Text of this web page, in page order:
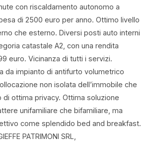
con riscaldamento autonomo a
di 2500 euro per anno. Ottimo livello
che esterno. Diversi posti auto interni
catastale A2, con una rendita
euro. Vicinanza di tutti i servizi.
da impianto di antifurto volumetrico
non isolata dell’immobile che
ottima privacy. Ottima soluzione
unifamiliare che bifamiliare, ma
come splendido bed and breakfast.
PATRIMONI SRL,